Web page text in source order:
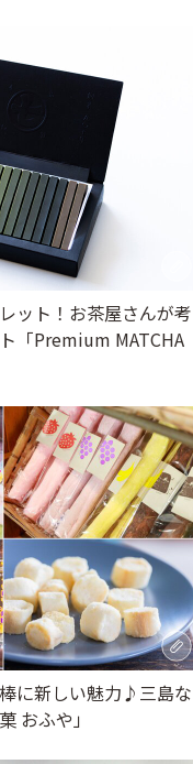
ット！お茶屋さんが考
「Premium MATCHA
に新しい魅力♪三島な
おふや」